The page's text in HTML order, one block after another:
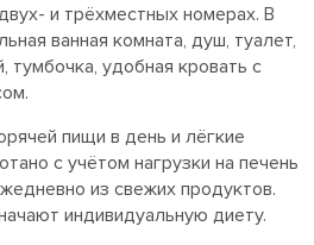
и трёхместных номерах. В
ванная комната, душ, туалет,
удобная кровать с
пищи в день и лёгкие
с учётом нагрузки на печень
из свежих продуктов.
индивидуальную диету.